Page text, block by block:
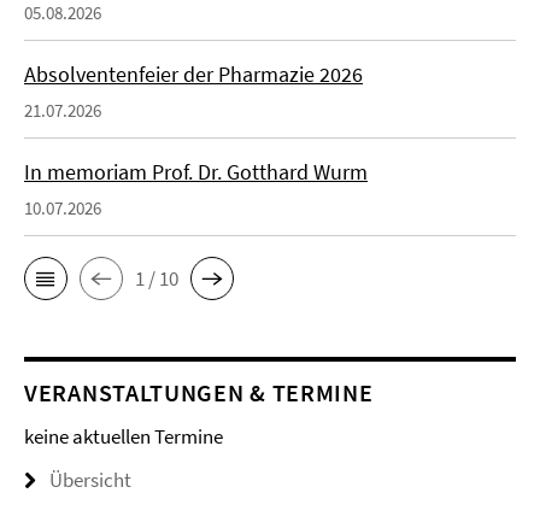
05.08.2026
Absolventenfeier der Pharmazie 2026
21.07.2026
In memoriam Prof. Dr. Gotthard Wurm
10.07.2026
1 / 10
VERANSTALTUNGEN & TERMINE
keine aktuellen Termine
Übersicht